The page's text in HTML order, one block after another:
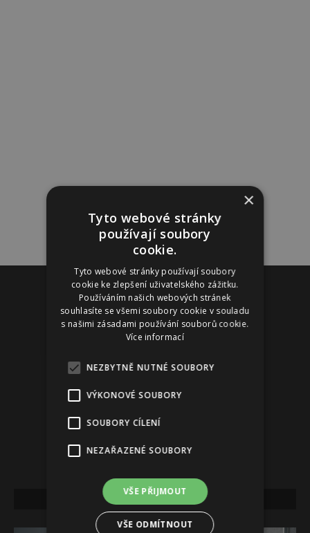
Reklama
NEJNOVĚJŠÍ VYDÁNÍ
×
Tyto webové stránky
používají soubory
cookie.
Tyto webové stránky používají soubory
cookie ke zlepšení uživatelského zážitku.
Používáním našich webových stránek
souhlasíte se všemi soubory cookie v souladu
s našimi zásadami používání souborů cookie.
Více informací
NEZBYTNĚ NUTNÉ SOUBORY
VÝKONOVÉ SOUBORY
SOUBORY CÍLENÍ
NEZAŘAZENÉ SOUBORY
VŠE PŘIJMOUT
VŠE ODMÍTNOUT